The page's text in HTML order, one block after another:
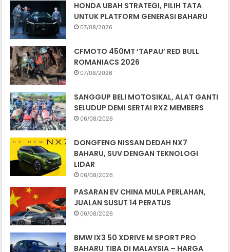
HONDA UBAH STRATEGI, PILIH TATA
UNTUK PLATFORM GENERASI BAHARU
07/08/2026
CFMOTO 450MT ‘TAPAU’ RED BULL
ROMANIACS 2026
07/08/2026
SANGGUP BELI MOTOSIKAL, ALAT GANTI
SELUDUP DEMI SERTAI RXZ MEMBERS
06/08/2026
DONGFENG NISSAN DEDAH NX7
BAHARU, SUV DENGAN TEKNOLOGI
LIDAR
06/08/2026
PASARAN EV CHINA MULA PERLAHAN,
JUALAN SUSUT 14 PERATUS
06/08/2026
BMW IX3 50 XDRIVE M SPORT PRO
BAHARU TIBA DI MALAYSIA – HARGA